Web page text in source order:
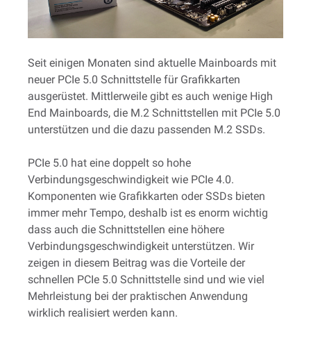
Seit einigen Monaten sind aktuelle Mainboards mit
neuer PCIe 5.0 Schnittstelle für Grafikkarten
ausgerüstet. Mittlerweile gibt es auch wenige High
End Mainboards, die M.2 Schnittstellen mit PCIe 5.0
unterstützen und die dazu passenden M.2 SSDs.
PCIe 5.0 hat eine doppelt so hohe
Verbindungsgeschwindigkeit wie PCIe 4.0.
Komponenten wie Grafikkarten oder SSDs bieten
immer mehr Tempo, deshalb ist es enorm wichtig
dass auch die Schnittstellen eine höhere
Verbindungsgeschwindigkeit unterstützen. Wir
zeigen in diesem Beitrag was die Vorteile der
schnellen PCIe 5.0 Schnittstelle sind und wie viel
Mehrleistung bei der praktischen Anwendung
wirklich realisiert werden kann.